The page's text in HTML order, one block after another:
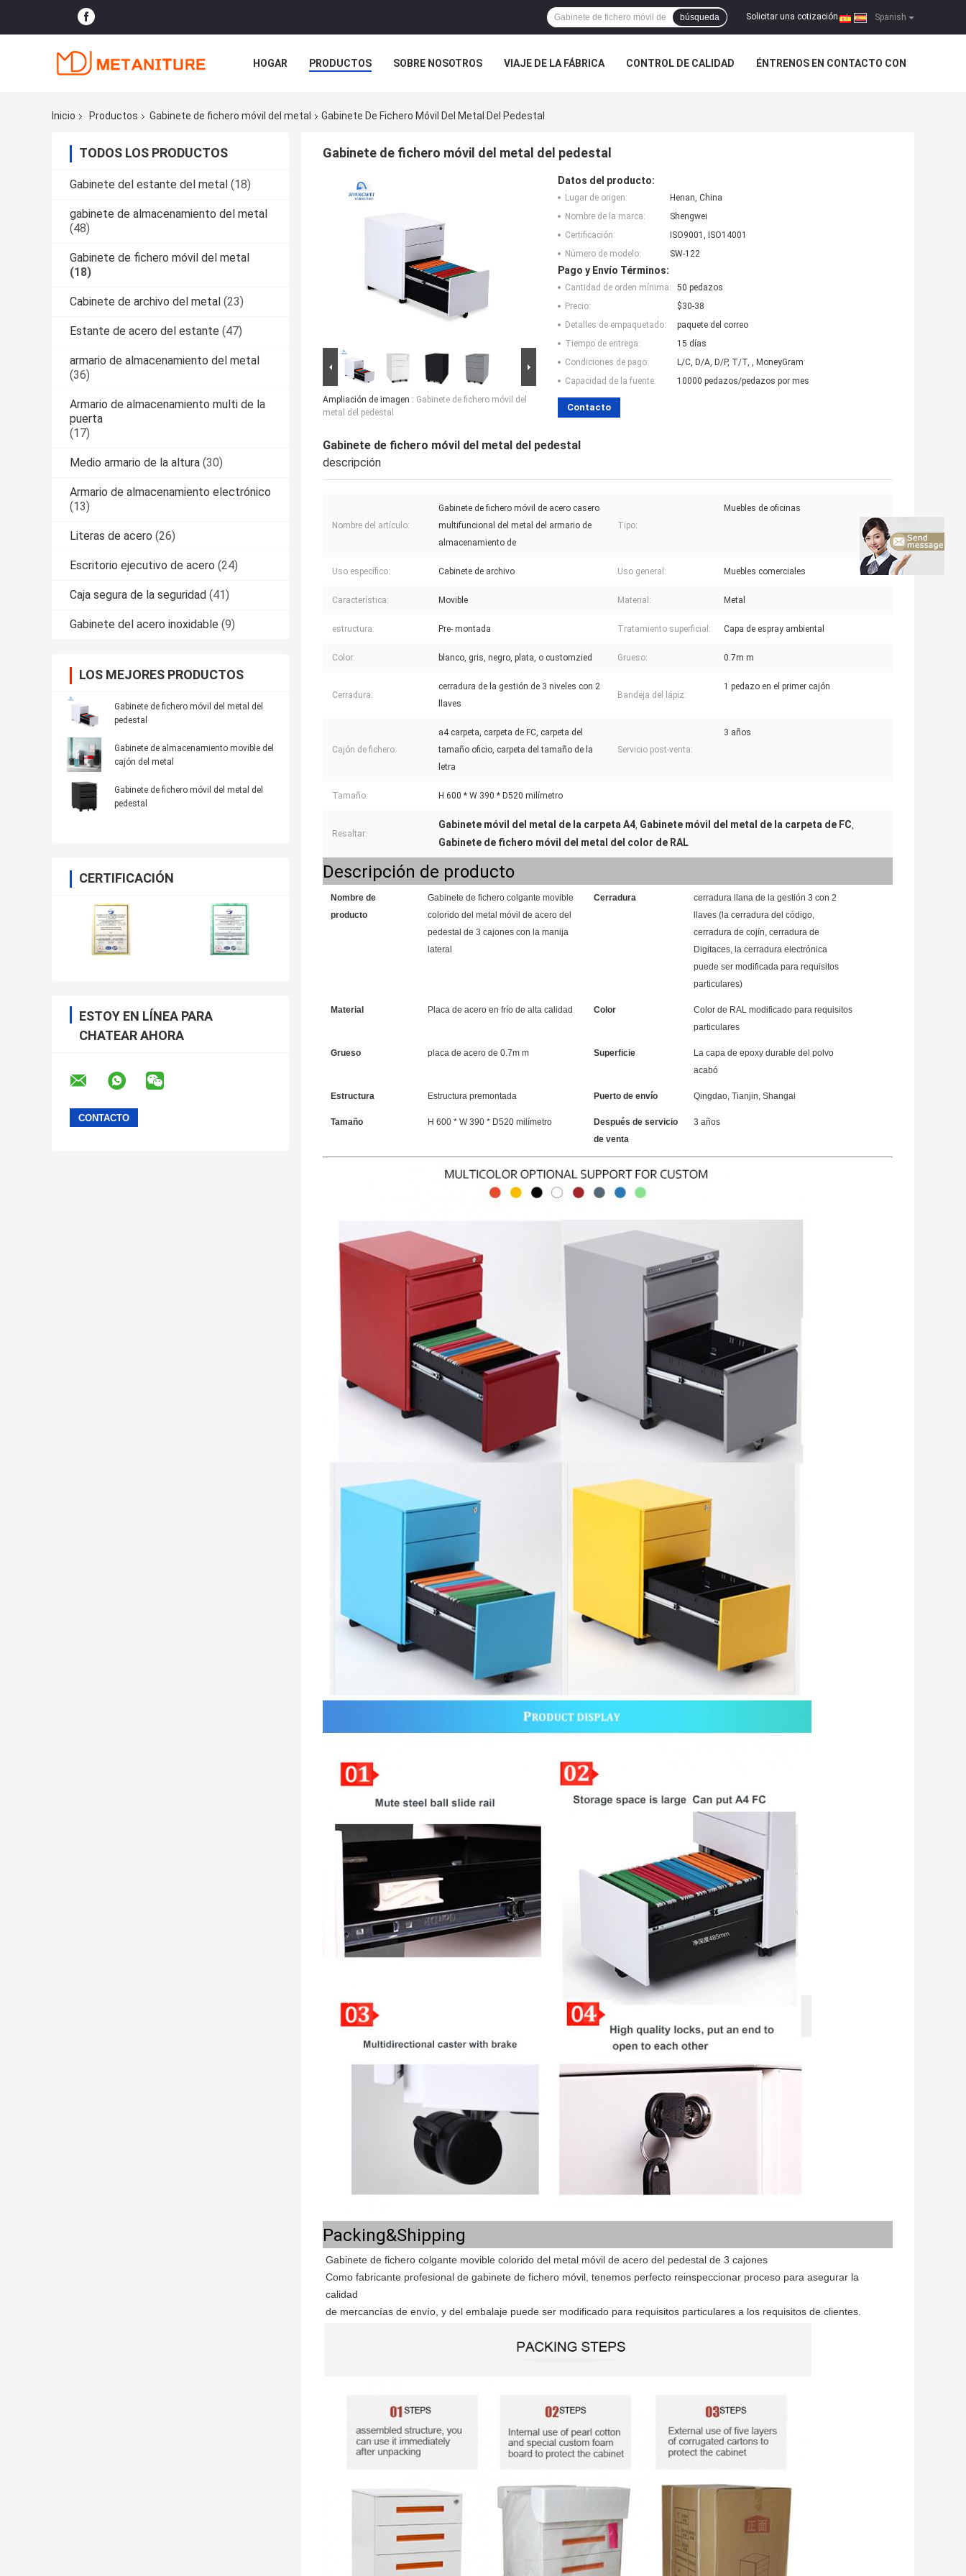
Spanish
Solicitar una cotización |
búsqueda
HOGAR PRODUCTOS SOBRE NOSOTROS VIAJE DE LA FÁBRICA CONTROL DE CALIDAD ÉNTRENOS EN CONTACTO CON
Inicio
Productos Gabinete de fichero móvil del metal Gabinete De Fichero Móvil Del Metal Del Pedestal
TODOS LOS PRODUCTOS
Gabinete del estante del metal (18)
gabinete de almacenamiento del metal
(48)
Gabinete de fichero móvil del metal
(18)
Cabinete de archivo del metal (23)
Estante de acero del estante (47)
armario de almacenamiento del metal
(36)
Armario de almacenamiento multi de la
puerta
(17)
Medio armario de la altura (30)
Armario de almacenamiento electrónico
(13)
Literas de acero (26)
Escritorio ejecutivo de acero (24)
Caja segura de la seguridad (41)
Gabinete del acero inoxidable (9)
LOS MEJORES PRODUCTOS
Gabinete de fichero móvil del metal del
pedestal
Gabinete de almacenamiento movible del
cajón del metal
Gabinete de fichero móvil del metal del
pedestal
CERTIFICACIÓN
ESTOY EN LÍNEA PARA
CHATEAR AHORA
Gabinete de fichero móvil del metal del pedestal
Ampliación de imagen : Gabinete de fichero móvil del
metal del pedestal
Datos del producto:
Lugar de origen:
Henan, China
Nombre de la marca:
Shengwei
Certificación:
ISO9001, ISO14001
Número de modelo:
SW-122
Pago y Envío Términos:
Cantidad de orden mínima:
50 pedazos
Precio:
$30-38
Detalles de empaquetado:
paquete del correo
Tiempo de entrega:
15 días
Condiciones de pago:
L/C, D/A, D/P, T/T, , MoneyGram
Capacidad de la fuente:
10000 pedazos/pedazos por mes
Contacto
Gabinete de fichero móvil del metal del pedestal
descripción
Nombre del artículo:
Gabinete de fichero móvil de acero casero
multifuncional del metal del armario de
almacenamiento de
Tipo:
Muebles de oficinas
Uso específico: Cabinete de archivo Uso general: Muebles comerciales
Característica: Movible Material: Metal
estructura: Pre- montada Tratamiento superficial: Capa de espray ambiental
Color: blanco, gris, negro, plata, o customzied Grueso: 0.7m m
Cerradura:
cerradura de la gestión de 3 niveles con 2
llaves
Bandeja del lápiz:
1 pedazo en el primer cajón
Cajón de fichero:
a4 carpeta, carpeta de FC, carpeta del
tamaño oficio, carpeta del tamaño de la
letra
Servicio post-venta:
3 años
Tamaño: H 600 * W 390 * D520 milímetro
Resaltar:
Gabinete móvil del metal de la carpeta A4, Gabinete móvil del metal de la carpeta de FC,
Gabinete de fichero móvil del metal del color de RAL
Descripción de producto
Nombre de
producto
Gabinete de fichero colgante movible
colorido del metal móvil de acero del
pedestal de 3 cajones con la manija
lateral
Cerradura
cerradura llana de la gestión 3 con 2
llaves (la cerradura del código,
cerradura de cojín, cerradura de
Digitaces, la cerradura electrónica
puede ser modificada para requisitos
particulares)
Material Placa de acero en frío de alta calidad Color
Color de RAL modificado para requisitos
particulares
Grueso placa de acero de 0.7m m Superficie
La capa de epoxy durable del polvo
acabó
Estructura Estructura premontada Puerto de envío Qingdao, Tianjin, Shangai
Tamaño H 600 * W 390 * D520 milímetro
Después de servicio
de venta
3 años
Packing&Shipping
Gabinete de fichero colgante movible colorido del metal móvil de acero del pedestal de 3 cajones
Como fabricante profesional de gabinete de fichero móvil, tenemos perfecto reinspeccionar proceso para asegurar la
calidad
de mercancías de envío, y del embalaje puede ser modificado para requisitos particulares a los requisitos de clientes.